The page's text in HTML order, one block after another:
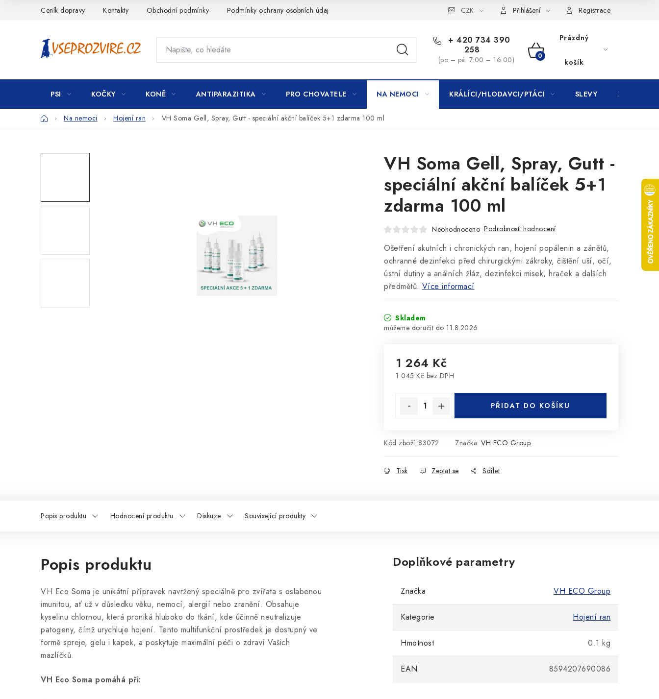
Ceník dopravy Kontakty Obchodní podmínky Podmínky ochrany osobních údajů CZK Přihlášení Registrace
+ 420 734 390
258
(po – pá: 7:00 – 16:00)
NÁKUPNÍ
KOŠÍK
Prázdný
košík
PSI KOČKY KONĚ ANTIPARAZITIKA PRO CHOVATELE NA NEMOCI KRÁLÍCI/HLODAVCI/PTÁCI SLEVY ZNAČKY
DomůNa nemoci Hojení ran VH Soma Gell, Spray, Gutt - speciální akční balíček 5+1 zdarma 100 ml
VH Soma Gell, Spray, Gutt -
speciální akční balíček 5+1
zdarma 100 ml
Neohodnoceno Podrobnosti hodnocení
Ošetření akutních i chronických ran, hojení popálenin a zánětů,
ochranné dezinfekci před chirurgickými zákroky, čištění uší, očí,
ústní dutiny a análních žláz, dezinfekci misek, hraček a dalších
předmětů. Více informací
Skladem
11.8.2026
1 264 Kč
1 045 Kč bez DPH
PŘIDAT DO KOŠÍKU
Kód zboží: 83072 Značka: VH ECO Group
Tisk Zeptat se Sdílet
Popis produktu Hodnocení produktu Diskuze Související produkty
Popis produktu
VH Eco Soma je unikátní přípravek navržený speciálně pro zvířata s oslabenou
imunitou, ať už v důsledku věku, nemocí, alergií nebo zranění. Obsahuje
kyselinu chlornou, která proniká hluboko do tkání, kde účinně neutralizuje
patogeny, čímž urychluje hojení. Tento multifunkční prostředek je dostupný ve
formě spreje, gelu i kapek, a poskytuje maximální péči o zdraví Vašich
mazlíčků.
VH Eco Soma pomáhá při:
Doplňkové parametry
Značka VH ECO Group
Kategorie Hojení ran
Hmotnost 0.1 kg
EAN 8594207690086